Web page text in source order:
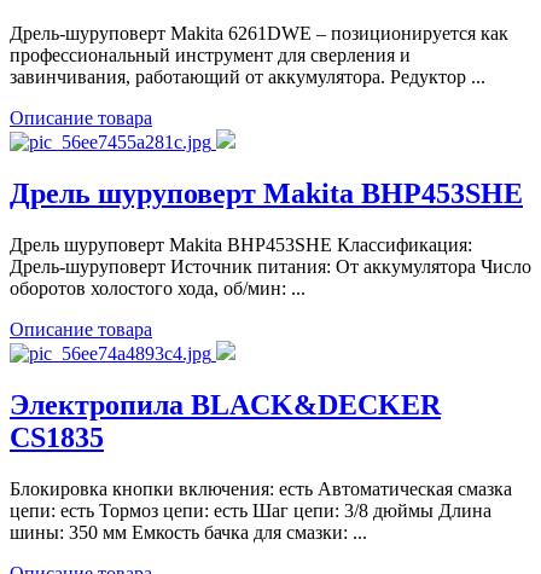
Дрель-шуруповерт Makita 6261DWE – позиционируется как
профессиональный инструмент для сверления и
завинчивания, работающий от аккумулятора. Редуктор ...
Описание товара
Дрель шуруповерт Makita BHP453SHE
Дрель шуруповерт Makita BHP453SHE Классификация:
Дрель-шуруповерт Источник питания: От аккумулятора Число
оборотов холостого хода, об/мин: ...
Описание товара
Электропила BLACK&DECKER
CS1835
Блокировка кнопки включения: есть Автоматическая смазка
цепи: есть Тормоз цепи: есть Шаг цепи: 3/8 дюймы Длина
шины: 350 мм Емкость бачка для смазки: ...